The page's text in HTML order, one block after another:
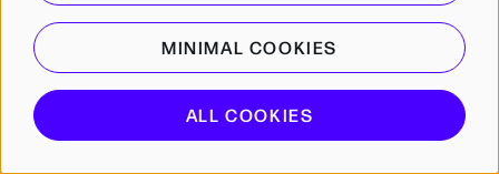
Powered by CultureSuite
MINIMAL COOKIES
ALL COOKIES